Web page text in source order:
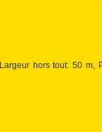
hors tout: 50 m,